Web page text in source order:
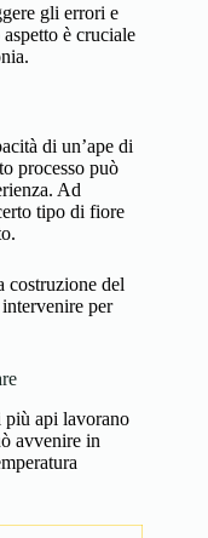
gli errori e
è cruciale
di un’ape di
processo può
Ad
tipo di fiore
costruzione del
per
più api lavorano
avvenire in